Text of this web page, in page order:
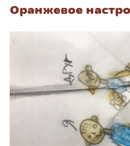
Оранжевое